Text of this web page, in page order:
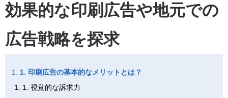
効果的な印刷広告や地元での
広告戦略を探求
1. 印刷広告の基本的なメリットとは？
1. 視覚的な訴求力